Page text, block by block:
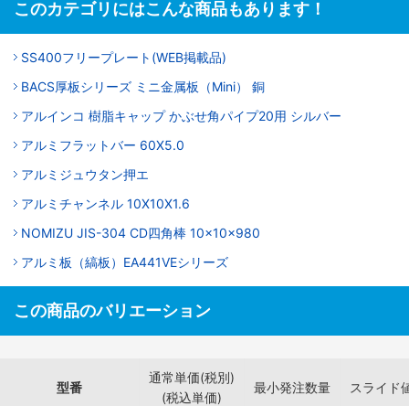
このカテゴリにはこんな商品もあります！
SS400フリープレート(WEB掲載品)
BACS厚板シリーズ ミニ金属板（Mini） 銅
アルインコ 樹脂キャップ かぶせ角パイプ20用 シルバー
アルミフラットバー 60X5.0
アルミジュウタン押エ
アルミチャンネル 10X10X1.6
NOMIZU JIS-304 CD四角棒 10×10×980
アルミ板（縞板）EA441VEシリーズ
この商品のバリエーション
型番
通常単価(税別)
(税込単価)
最小発注数量 スライド